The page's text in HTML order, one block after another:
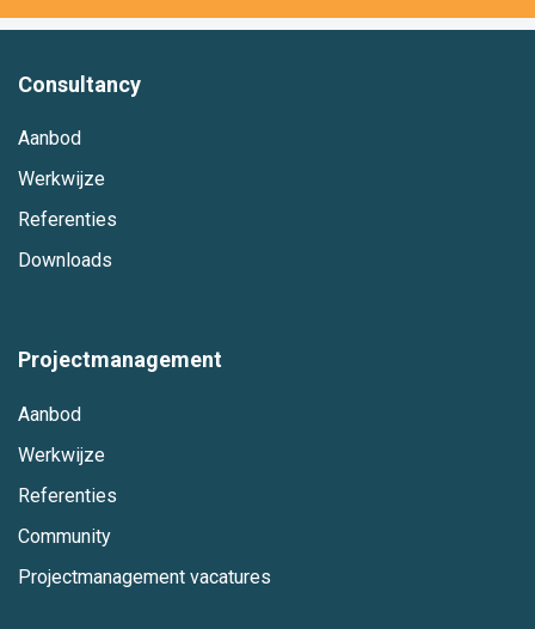
Consultancy
Aanbod
Werkwijze
Referenties
Downloads
Projectmanagement
Aanbod
Werkwijze
Referenties
Community
Projectmanagement vacatures